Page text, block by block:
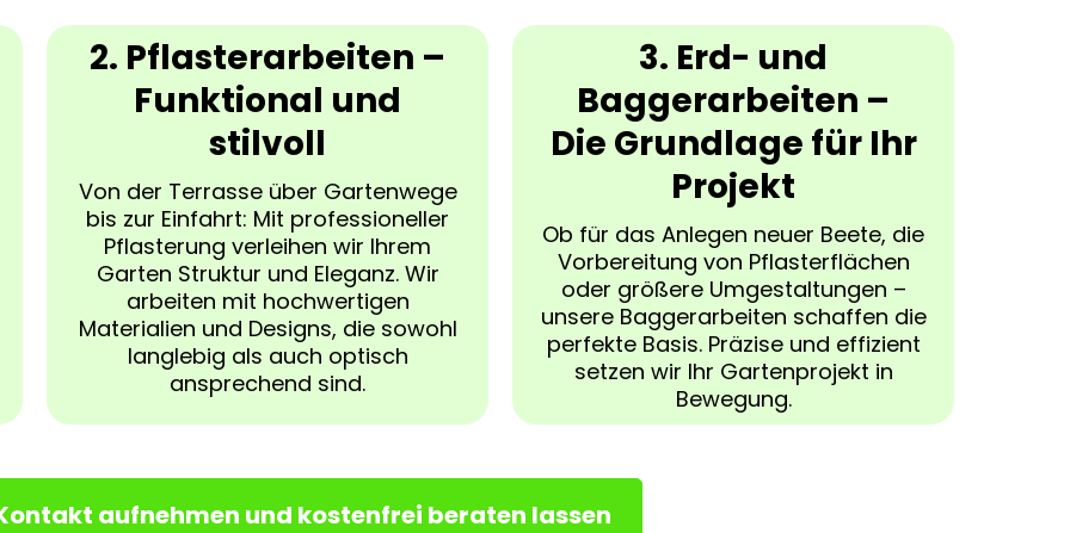
2. Pflasterarbeiten –
Funktional und
stilvoll
Von der Terrasse über Gartenwege
bis zur Einfahrt: Mit professioneller
Pflasterung verleihen wir Ihrem
Garten Struktur und Eleganz. Wir
arbeiten mit hochwertigen
Materialien und Designs, die sowohl
langlebig als auch optisch
ansprechend sind.
3. Erd- und
Baggerarbeiten –
Die Grundlage für Ihr
Projekt
Ob für das Anlegen neuer Beete, die
Vorbereitung von Pflasterflächen
oder größere Umgestaltungen –
unsere Baggerarbeiten schaffen die
perfekte Basis. Präzise und effizient
setzen wir Ihr Gartenprojekt in
Bewegung.
aufnehmen und kostenfrei beraten lassen